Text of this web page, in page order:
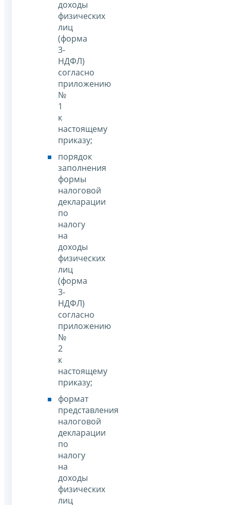
доходы
физических
лиц
(форма
3-
НДФЛ)
согласно
приложению
№
1
к
настоящему
приказу;
порядок
заполнения
формы
налоговой
декларации
по
налогу
на
доходы
физических
лиц
(форма
3-
НДФЛ)
согласно
приложению
№
2
к
настоящему
приказу;
формат
представления
налоговой
декларации
по
налогу
на
доходы
физических
лиц